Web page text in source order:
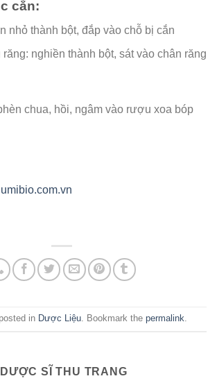
cắn:
nhỏ thành bột, đắp vào chỗ bị cắn
nghiền thành bột, sát vào chân răng
chua, hồi, ngâm vào rượu xoa bóp
umibio.com.vn
in Dược Liệu. Bookmark the permalink.
DƯỢC SĨ THU TRANG